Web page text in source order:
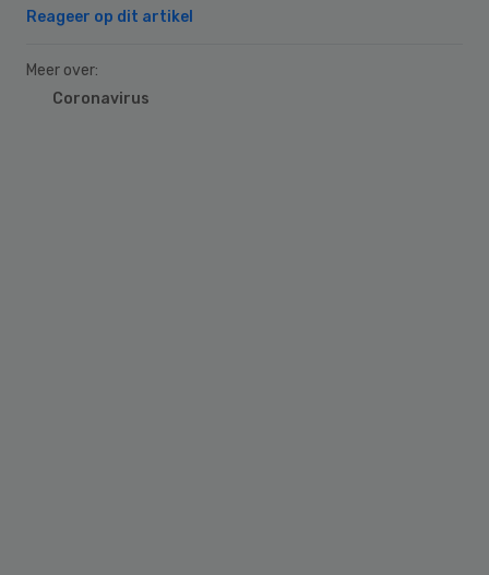
Reageer op dit artikel
Meer over:
Coronavirus